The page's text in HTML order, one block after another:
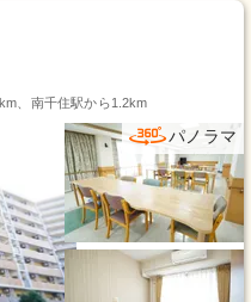
、南千住駅から1.2km
パノラマ